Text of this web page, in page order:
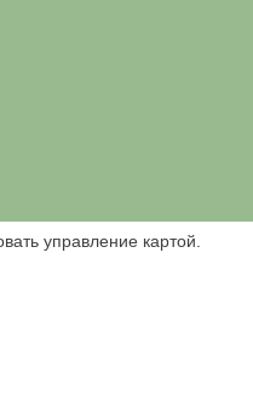
управление картой.